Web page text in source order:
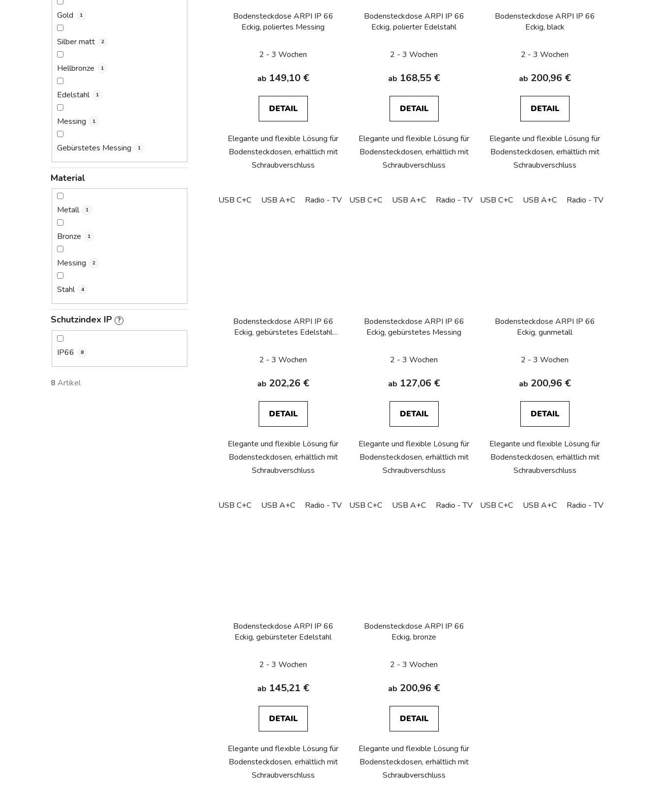
Gold 1
Silber matt 2
Hellbronze 1
Edelstahl 1
Messing 1
Gebürstetes Messing 1
Material
Metall 1
Bronze 1
Messing 2
Stahl 4
Schutzindex IP ?
IP66 8
8 Artikel
Bodensteckdose ARPI IP 66
Eckig, poliertes Messing
2 - 3 Wochen
ab 149,10 €
DETAIL
Elegante und flexible Lösung für
Bodensteckdosen, erhältlich mit
Schraubverschluss
USB C+C USB A+C Radio - TV Podlahová zásuvka - Schuko (DE) Podlahová zásuvka - CZ/FR/BE HDMI
Bodensteckdose ARPI IP 66
Eckig, polierter Edelstahl
2 - 3 Wochen
ab 168,55 €
DETAIL
Elegante und flexible Lösung für
Bodensteckdosen, erhältlich mit
Schraubverschluss
USB C+C USB A+C Radio - TV Podlahová zásuvka - Schuko (DE)
Bodensteckdose ARPI IP 66
Eckig, black
2 - 3 Wochen
ab 200,96 €
DETAIL
Elegante und flexible Lösung für
Bodensteckdosen, erhältlich mit
Schraubverschluss
USB C+C USB A+C Radio - TV
Bodensteckdose ARPI IP 66
Eckig, gebürstetes Edelstahl
2 - 3 Wochen
ab 202,26 €
DETAIL
Elegante und flexible Lösung für
Bodensteckdosen, erhältlich mit
Schraubverschluss
USB C+C USB A+C Radio - TV Podlahová zásuvka - Schuko (DE) Podlahová zásuvka - CZ/FR/BE HDMI
Bodensteckdose ARPI IP 66
Eckig, gebürstetes Messing
2 - 3 Wochen
ab 127,06 €
DETAIL
Elegante und flexible Lösung für
Bodensteckdosen, erhältlich mit
Schraubverschluss
USB C+C USB A+C Radio - TV Podlahová zásuvka - Schuko (DE)
Bodensteckdose ARPI IP 66
Eckig, gunmetall
2 - 3 Wochen
ab 200,96 €
DETAIL
Elegante und flexible Lösung für
Bodensteckdosen, erhältlich mit
Schraubverschluss
USB C+C USB A+C Radio - TV
Bodensteckdose ARPI IP 66
Eckig, gebürsteter Edelstahl
2 - 3 Wochen
ab 145,21 €
DETAIL
Elegante und flexible Lösung für
Bodensteckdosen, erhältlich mit
Schraubverschluss
Bodensteckdose ARPI IP 66
Eckig, bronze
2 - 3 Wochen
ab 200,96 €
DETAIL
Elegante und flexible Lösung für
Bodensteckdosen, erhältlich mit
Schraubverschluss